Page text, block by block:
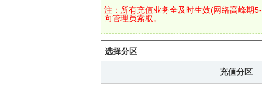
注：所有充值业务全及时生效(网络高峰期
向管理员索取。
选择分区
充值分区